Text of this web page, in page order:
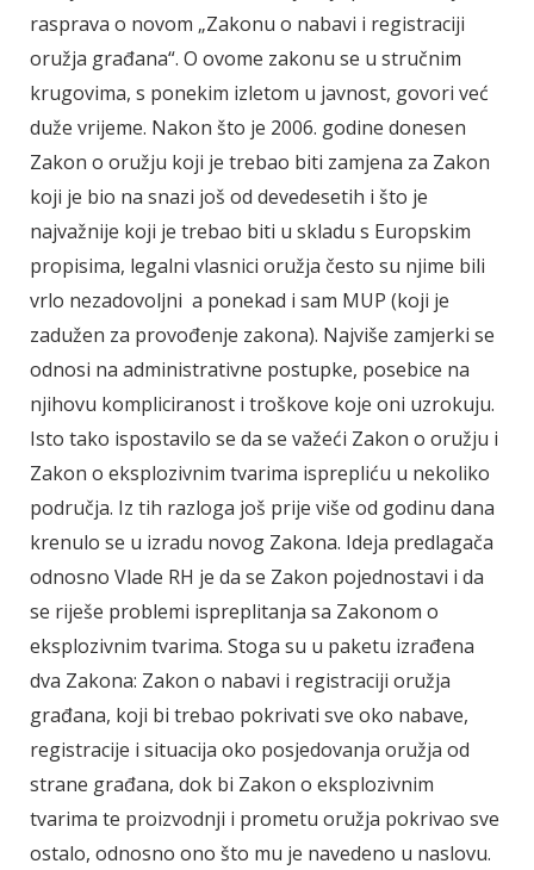
rasprava o novom „Zakonu o nabavi i registraciji
oružja građana“. O ovome zakonu se u stručnim
krugovima, s ponekim izletom u javnost, govori već
duže vrijeme. Nakon što je 2006. godine donesen
Zakon o oružju koji je trebao biti zamjena za Zakon
koji je bio na snazi još od devedesetih i što je
najvažnije koji je trebao biti u skladu s Europskim
propisima, legalni vlasnici oružja često su njime bili
vrlo nezadovoljni a ponekad i sam MUP (koji je
zadužen za provođenje zakona). Najviše zamjerki se
odnosi na administrativne postupke, posebice na
njihovu kompliciranost i troškove koje oni uzrokuju.
Isto tako ispostavilo se da se važeći Zakon o oružju i
Zakon o eksplozivnim tvarima isprepliću u nekoliko
područja. Iz tih razloga još prije više od godinu dana
krenulo se u izradu novog Zakona. Ideja predlagača
odnosno Vlade RH je da se Zakon pojednostavi i da
se riješe problemi ispreplitanja sa Zakonom o
eksplozivnim tvarima. Stoga su u paketu izrađena
dva Zakona: Zakon o nabavi i registraciji oružja
građana, koji bi trebao pokrivati sve oko nabave,
registracije i situacija oko posjedovanja oružja od
strane građana, dok bi Zakon o eksplozivnim
tvarima te proizvodnji i prometu oružja pokrivao sve
ostalo, odnosno ono što mu je navedeno u naslovu.